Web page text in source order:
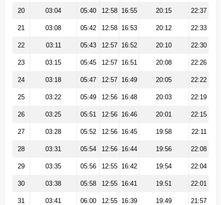
20 03:04 05:40 12:58 16:55 20:15 22:37
21 03:08 05:42 12:58 16:53 20:12 22:33
22 03:11 05:43 12:57 16:52 20:10 22:30
23 03:15 05:45 12:57 16:51 20:08 22:26
24 03:18 05:47 12:57 16:49 20:05 22:22
25 03:22 05:49 12:56 16:48 20:03 22:19
26 03:25 05:51 12:56 16:46 20:01 22:15
27 03:28 05:52 12:56 16:45 19:58 22:11
28 03:31 05:54 12:56 16:44 19:56 22:08
29 03:35 05:56 12:55 16:42 19:54 22:04
30 03:38 05:58 12:55 16:41 19:51 22:01
31 03:41 06:00 12:55 16:39 19:49 21:57